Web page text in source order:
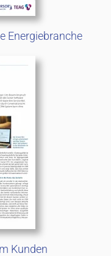
Energiebranche
Kunden